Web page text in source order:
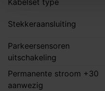
Kabelset type
Stekkeraansluiting
Parkeersensoren
uitschakeling
Permanente stroom +30
aanwezig